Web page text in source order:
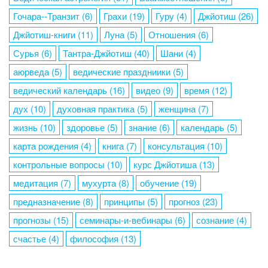
Гочара--Транзит (6) Грахи (19) Гуру (4) Джйотиш (26)
Джйотиш-книги (11) Луна(5) Отношения (6)
Сурья (6) Тантра-Джйотиш (40) Шани (4)
аюрведа(5) ведические праздниики (5)
ведический календарь (16) видео (9) время (12)
дух (10) духовная практика(5) женщина(7)
жизнь (10) здоровье (5) знание (6) календарь (5)
карта рождения (4) книга(7) консультация (10)
контрольные вопросы (10) курс Джйотиша(13)
медитация (7) мухурта(8) обучение (19)
предназначение (8) принципы (5) прогноз (23)
прогнозы (15) семинары-и-вебинары (6) сознание (4)
счастье (4) философия (13)